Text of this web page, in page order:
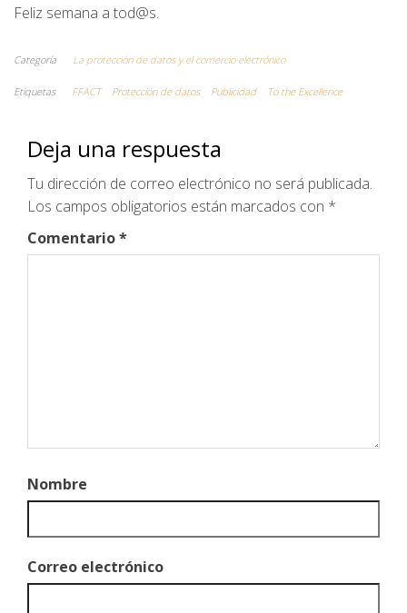
Feliz semana a tod@s.
Categoría La protección de datos y el comercio electrónico
Etiquetas FFACT Protección de datos Publicidad To the Excellence
Deja una respuesta
Tu dirección de correo electrónico no será publicada.
Los campos obligatorios están marcados con *
Comentario*
Nombre
Correo electrónico